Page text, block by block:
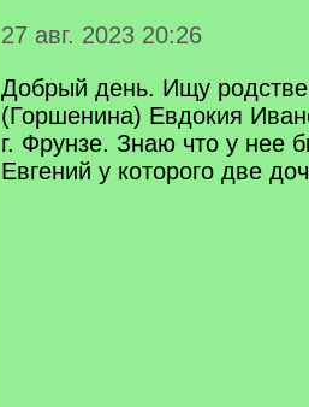
27 авг. 2023 20:26
Добрый день. Ищу
(Горшенина) Евдокия
г. Фрунзе. Знаю что у нее
Евгений у которого две